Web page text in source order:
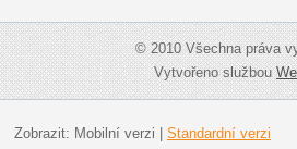
© 2010 Všechna práva
Vytvořeno službou
Zobrazit: Mobilní verzi | Standardní verzi